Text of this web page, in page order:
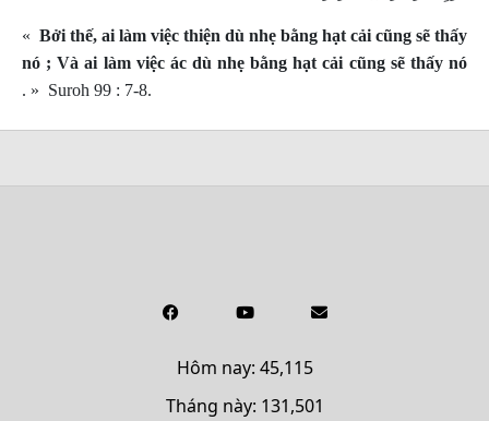
« Bởi thế, ai làm việc thiện dù nhẹ bằng hạt cải cũng sẽ thấy
nó ; Và ai làm việc ác dù nhẹ bằng hạt cải cũng sẽ thấy nó
. » Suroh 99 : 7-8.
Hôm nay: 45,115
Tháng này: 131,501